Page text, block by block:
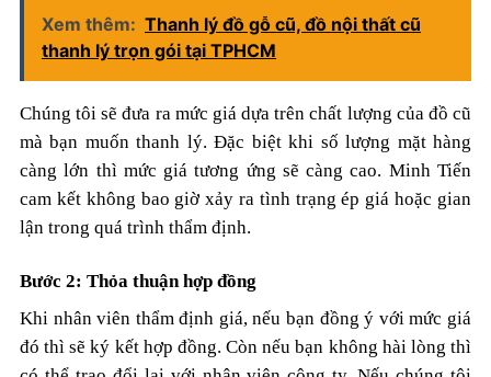
Xem thêm: Thanh lý đồ gỗ cũ, đồ nội thất cũ
thanh lý trọn gói tại TPHCM
Chúng tôi sẽ đưa ra mức giá dựa trên chất lượng của đồ cũ
mà bạn muốn thanh lý. Đặc biệt khi số lượng mặt hàng
càng lớn thì mức giá tương ứng sẽ càng cao. Minh Tiến
cam kết không bao giờ xảy ra tình trạng ép giá hoặc gian
lận trong quá trình thẩm định.
Bước 2: Thỏa thuận hợp đồng
Khi nhân viên thẩm định giá, nếu bạn đồng ý với mức giá
đó thì sẽ ký kết hợp đồng. Còn nếu bạn không hài lòng thì